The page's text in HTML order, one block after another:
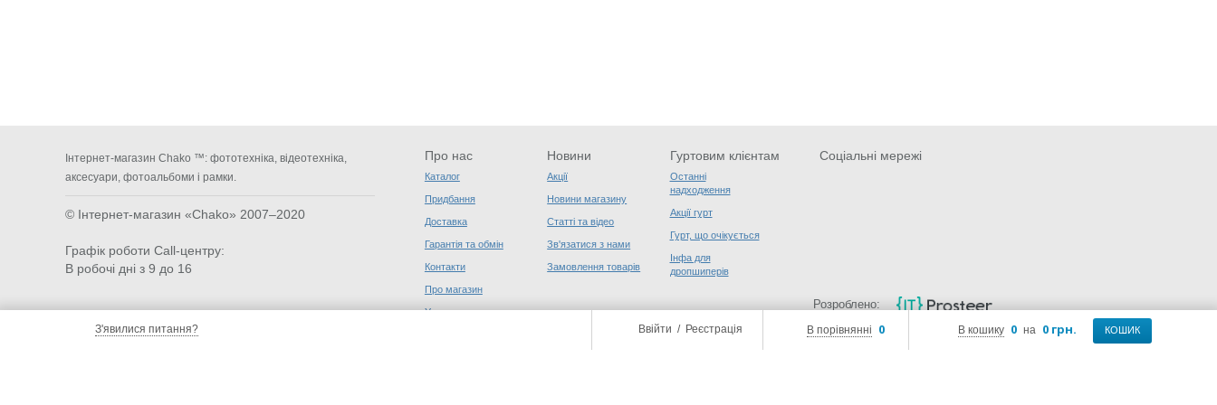
З'явилися питання? В кошику 0 на 0 грн. КОШИК
В порівнянні 0
Ввійти / Реєстрація
Інтернет-магазин Chako ™: фототехніка, відеотехніка,
аксесуари, фотоальбоми і рамки.
© Інтернет-магазин «Chako» 2007–2020
Графік роботи Call-центру:
В робочі дні з 9 до 16
Про нас
Каталог
Придбання
Доставка
Гарантія та обмін
Контакти
Про магазин
Угода користувача
Новини
Акції
Новини магазину
Статті та відео
Зв'язатися з нами
Замовлення товарів
Гуртовим клієнтам
Останні
надходження
Акції гурт
Гурт, що очікується
Інфа для
дропшиперів
Соціальні мережі
Розроблено: